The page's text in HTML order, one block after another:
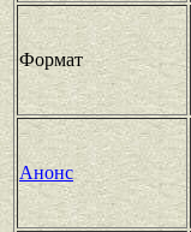
Формат
Анонс